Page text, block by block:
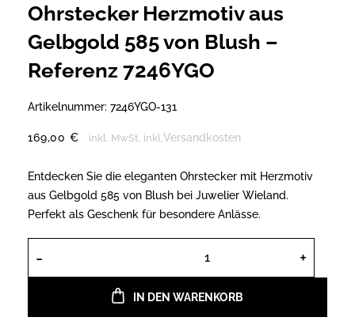
Ohrstecker Herzmotiv aus
Gelbgold 585 von Blush –
Referenz 7246YGO
Artikelnummer: 7246YGO-131
169,00 € inkl. MwSt. inkl.Versandkosten
Entdecken Sie die eleganten Ohrstecker mit Herzmotiv
aus Gelbgold 585 von Blush bei Juwelier Wieland.
Perfekt als Geschenk für besondere Anlässe.
Ohrstecker Herzmotiv aus Gelbgold
IN DEN WARENKORB